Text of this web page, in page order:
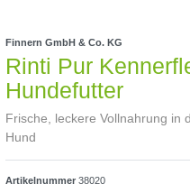
Finnern GmbH & Co. KG
Rinti Pur
Hundefutter
Frische, leckere Vollnahrung in
Hund
Artikelnummer 38020